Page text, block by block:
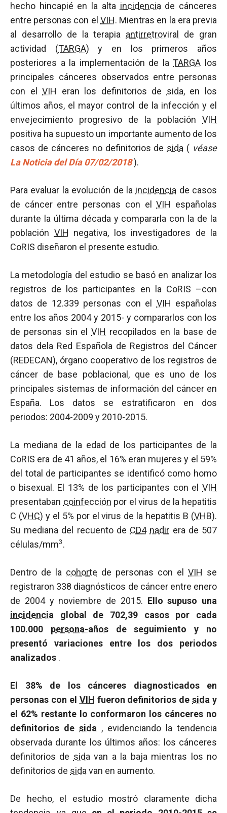
hecho hincapié en la alta incidencia de cánceres
entre personas con el VIH. Mientras en la era previa
al desarrollo de la terapia antirretroviral
de gran
actividad (TARGA) y en los primeros años
posteriores a la implementación de laTARGA los
principales cánceres observados entre personas
con elVIH eran los definitorios de sida, en los
últimos años, el mayor control de la infección y el
envejecimiento progresivo de la población VIH
positiva ha supuesto un importante aumento de los
casos de cánceres no definitorios de sida ( véase
La Noticia del Día 07/02/2018).
Para evaluar la evolución de la incidencia de casos
de cáncer entre personas con elVIH españolas
durante la última década y compararla con la de la
población VIH negativa, los investigadores de la
CoRIS diseñaron el presente estudio.
La metodología del estudio se basó en analizar los
registros de los participantes en la CoRIS –con
datos de 12.339 personas con el VIH españolas
entre los años 2004 y 2015- y compararlos con los
de personas sin elVIH recopilados en la base de
datos dela Red Española de Registros del Cáncer
(REDECAN), órgano cooperativo de los registros de
cáncer de base poblacional, que es uno de los
principales sistemas de información del cáncer en
España. Los datos se estratificaron en dos
periodos: 2004-2009 y 2010-2015.
La mediana de la edad de los participantes de la
CoRIS era de 41 años, el 16% eran mujeres y el 59%
del total de participantes se identificó como homo
o bisexual. El 13% de los participantes con el VIH
presentaban coinfección por el virus de la hepatitis
C (VHC) y el 5% por el virus de la hepatitis B (VHB).
Su mediana del recuento de CD4 nadir era de 507
células/mm3.
Dentro de la cohorte de personas con el VIH se
registraron 338 diagnósticos de cáncer entre enero
de 2004 y noviembre de 2015. Ello supuso una
incidencia global de 702,39 casos por cada
100.000 persona-añosde seguimiento y no
presentó variaciones entre los dos periodos
analizados .
El 38% de los cánceres diagnosticados en
personas con el VIH fueron definitorios desida y
el 62% restante lo conformaron los cánceres no
definitorios de sida , evidenciando la tendencia
observada durante los últimos años: los cánceres
definitorios de sida van a la baja mientras los no
definitorios de sida van en aumento.
De hecho, el estudio mostró claramente dicha